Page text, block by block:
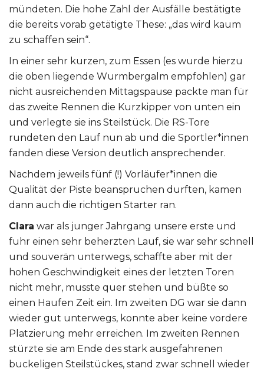
mündeten. Die hohe Zahl der Ausfälle bestätigte
die bereits vorab getätigte These: „das wird kaum
zu schaffen sein“.
In einer sehr kurzen, zum Essen (es wurde hierzu
die oben liegende Wurmbergalm empfohlen) gar
nicht ausreichenden Mittagspause packte man für
das zweite Rennen die Kurzkipper von unten ein
und verlegte sie ins Steilstück. Die RS-Tore
rundeten den Lauf nun ab und die Sportler*innen
fanden diese Version deutlich ansprechender.
Nachdem jeweils fünf (!) Vorläufer*innen die
Qualität der Piste beanspruchen durften, kamen
dann auch die richtigen Starter ran.
Clara war als junger Jahrgang unsere erste und
fuhr einen sehr beherzten Lauf, sie war sehr schnell
und souverän unterwegs, schaffte aber mit der
hohen Geschwindigkeit eines der letzten Toren
nicht mehr, musste quer stehen und büßte so
einen Haufen Zeit ein. Im zweiten DG war sie dann
wieder gut unterwegs, konnte aber keine vordere
Platzierung mehr erreichen. Im zweiten Rennen
stürzte sie am Ende des stark ausgefahrenen
buckeligen Steilstückes, stand zwar schnell wieder